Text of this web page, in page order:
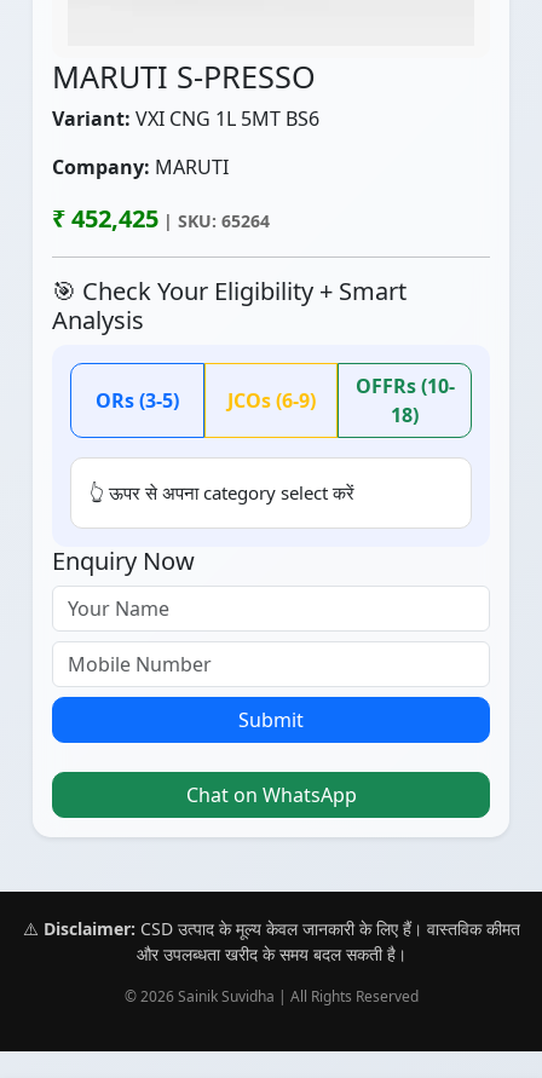
MARUTI S-PRESSO
Variant: VXI CNG 1L 5MT BS6
Company: MARUTI
₹ 452,425 | SKU: 65264
🎯 Check Your Eligibility + Smart
Analysis
ORs (3-5) JCOs (6-9)
OFFRs (10-
18)
👆 ऊपर से अपना category select करें
Enquiry Now
Submit
Chat on WhatsApp
⚠️ Disclaimer: CSD उत्पाद के मूल्य केवल जानकारी के लिए हैं। वास्तविक कीमत
और उपलब्धता खरीद के समय बदल सकती है।
© 2026 Sainik Suvidha | All Rights Reserved